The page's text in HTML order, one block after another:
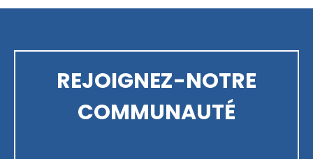
REJOIGNEZ-NOTRE
COMMUNAUTÉ